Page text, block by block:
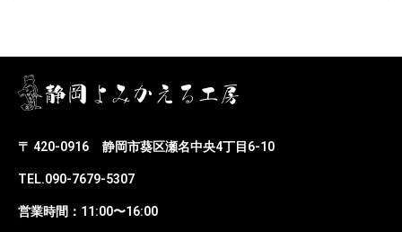
〒 420-0916 静岡市葵区瀬名中央4丁目6-10
TEL.090-7679-5307
営業時間：11:00〜16:00